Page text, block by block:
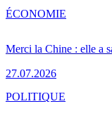
Merci la Chine : elle a
27.07.2026
ÉCONOMIE
POLITIQUE